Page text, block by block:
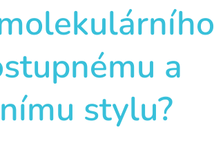
a
stylu?